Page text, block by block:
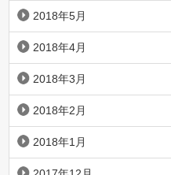
2018年5月
2018年4月
2018年3月
2018年2月
2018年1月